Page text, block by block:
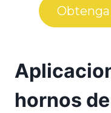
Obtenga
hornos